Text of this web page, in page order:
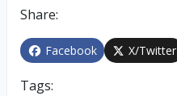
Share:
Facebook X/Twitter
Tags: